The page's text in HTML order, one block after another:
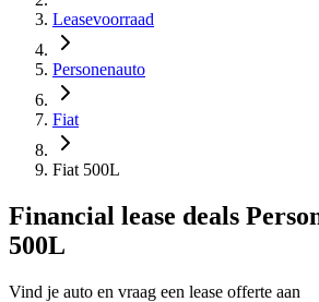
Leasevoorraad
Personenauto
Fiat
Fiat 500L
Financial lease deals
500L
Vind je auto en vraag een lease offerte aan